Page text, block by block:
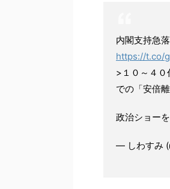
内閣支持急
https://t.co/
>１０～４０
での「安倍
政治ショー
— しわすみ